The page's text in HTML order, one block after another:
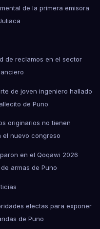
de la primera emisora
de reclamos en el sector
de joven ingeniero hallado
de Puno
originarios no tienen
nuevo congreso
en el Qoqawi 2026
armas de Puno
electas para exponer
de Puno